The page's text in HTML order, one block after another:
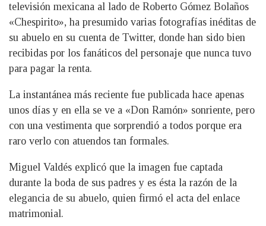
televisión mexicana al lado de Roberto Gómez Bolaños
«Chespirito», ha presumido varias fotografías inéditas de
su abuelo en su cuenta de Twitter, donde han sido bien
recibidas por los fanáticos del personaje que nunca tuvo
para pagar la renta.
La instantánea más reciente fue publicada hace apenas
unos días y en ella se ve a «Don Ramón» sonriente, pero
con una vestimenta que sorprendió a todos porque era
raro verlo con atuendos tan formales.
Miguel Valdés explicó que la imagen fue captada
durante la boda de sus padres y es ésta la razón de la
elegancia de su abuelo, quien firmó el acta del enlace
matrimonial.